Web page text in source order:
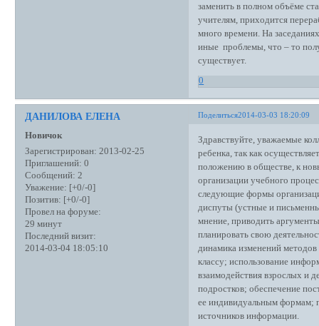
заменить в полном объёме
учителям, приходится
много времени. На
иные проблемы, что – то
существует.
0
Поделиться2014-03-03 18:20:09
ДАНИЛОВА ЕЛЕНА
Новичок
Зарегистрирован: 2013-02-25
Приглашений: 0
Сообщений: 2
Уважение: [+0/-0]
Позитив: [+0/-0]
Провел на форуме:
29 минут
Последний визит:
2014-03-04 18:05:10
Здравствуйте, уважаемые
ребенка, так как
положению в обществе, к
организации учебного
следующие формы
диспуты (устные и
мнение, приводить
планировать свою
динамика изменений
классу; использование
взаимодействия взрослых и
подростков; обеспечение
ее индивидуальным формам;
источников информации.